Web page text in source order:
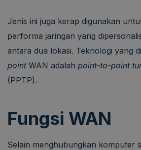
Jenis ini juga kerap digunakan
performa jaringan yang
antara dua lokasi. Teknologi yang
pointWAN adalah point-to-point
(PPTP).
Fungsi WAN
Selain menghubungkan komputer